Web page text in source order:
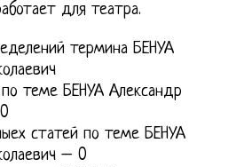
для театра.
термина БЕНУА
теме БЕНУА Александр
статей по теме БЕНУА
– 0